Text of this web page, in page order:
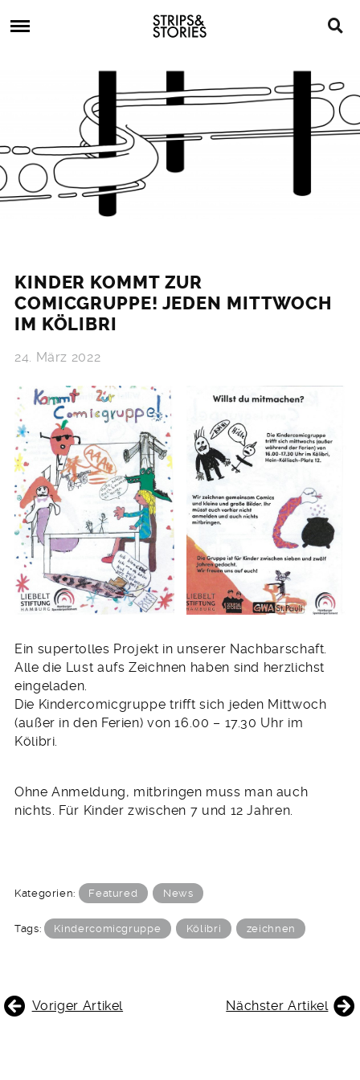
to
Strips
&
KINDER KOMMT ZUR
COMICGRUPPE! JEDEN MITTWOCH
IM KÖLIBRI
24. März 2022
Ein supertolles Projekt in unserer Nachbarschaft.
Alle die Lust aufs Zeichnen haben sind herzlichst
eingeladen.
Die Kindercomicgruppe trifft sich jeden Mittwoch
(außer in den Ferien) von 16.00 – 17.30 Uhr im
Kölibri.
Ohne Anmeldung, mitbringen muss man auch
nichts. Für Kinder zwischen 7 und 12 Jahren.
Kategorien: Featured News
Tags: Kindercomicgruppe Kölibri zeichnen
BEITRAGSNAVIGATION
Voriger Artikel Nächster Artikel